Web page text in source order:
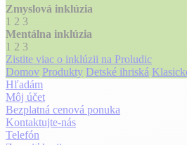
Zmyslová inklúzia
1 2 3
Mentálna inklúzia
1 2 3
Zistite viac o inklúzii na Proludic
Domov Produkty Detské ihriská
Hľadám
Môj účet
Bezplatná cenová ponuka
Kontaktujte-nás
Telefón